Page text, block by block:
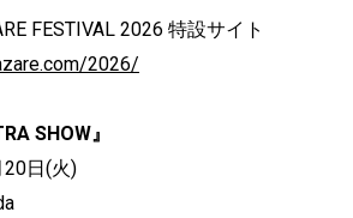
FESTIVAL 2026 特設サイト
2026/
SHOW』
日(火)